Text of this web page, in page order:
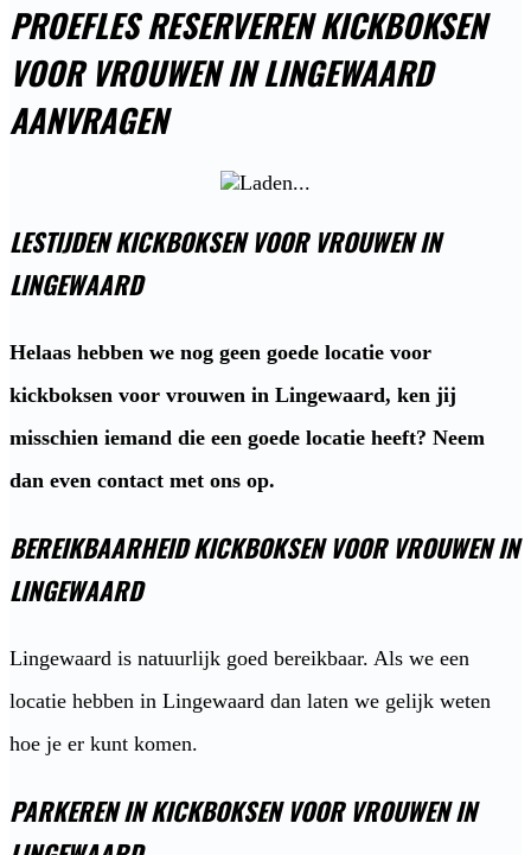
PROEFLES RESERVEREN KICKBOKSEN
VOOR VROUWEN IN LINGEWAARD
AANVRAGEN
LESTIJDEN KICKBOKSEN VOOR VROUWEN IN
LINGEWAARD
Helaas hebben we nog geen goede locatie voor
kickboksen voor vrouwen in Lingewaard, ken jij
misschien iemand die een goede locatie heeft? Neem
dan even contact met ons op.
BEREIKBAARHEID KICKBOKSEN VOOR VROUWEN IN
LINGEWAARD
Lingewaard is natuurlijk goed bereikbaar. Als we een
locatie hebben in Lingewaard dan laten we gelijk weten
hoe je er kunt komen.
PARKEREN IN KICKBOKSEN VOOR VROUWEN IN